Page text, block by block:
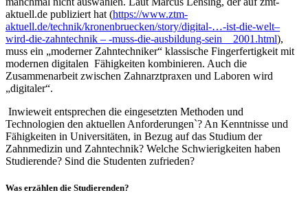
aktuell.de publiziert hat (https://www.ztm-
aktuell.de/technik/kronenbruecken/story/digital-…-ist-die-welt–
wird-die-zahntechnik – -muss-die-ausbildung-sein__2001.html),
muss ein „moderner Zahntechniker“ klassische Fingerfertigkeit mit
modernen digitalen Fähigkeiten kombinieren. Auch die
Zusammenarbeit zwischen Zahnarztpraxen und Laboren wird
„digitaler“.
Inwieweit entsprechen die eingesetzten Methoden und
Technologien den aktuellen Anforderungen`? An Kenntnisse und
Fähigkeiten in Universitäten, in Bezug auf das Studium der
Zahnmedizin und Zahntechnik? Welche Schwierigkeiten haben
Studierende? Sind die Studenten zufrieden?
Was erzählen die Studierenden?